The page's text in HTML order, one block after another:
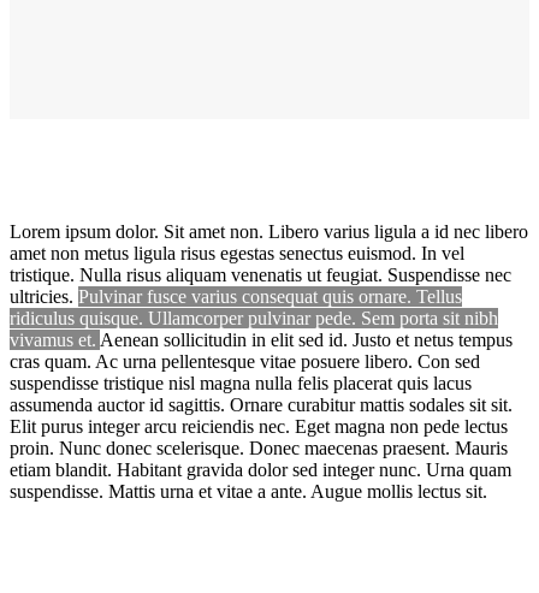
Lorem ipsum dolor. Sit amet non. Libero varius ligula a id nec libero
amet non metus ligula risus egestas senectus euismod. In vel
tristique. Nulla risus aliquam venenatis ut feugiat. Suspendisse nec
ultricies. Pulvinar fusce varius consequat quis ornare. Tellus
ridiculus quisque. Ullamcorper pulvinar pede. Sem porta sit nibh
vivamus et. Aenean sollicitudin in elit sed id. Justo et netus tempus
cras quam. Ac urna pellentesque vitae posuere libero. Con sed
suspendisse tristique nisl magna nulla felis placerat quis lacus
assumenda auctor id sagittis. Ornare curabitur mattis sodales sit sit.
Elit purus integer arcu reiciendis nec. Eget magna non pede lectus
proin. Nunc donec scelerisque. Donec maecenas praesent. Mauris
etiam blandit. Habitant gravida dolor sed integer nunc. Urna quam
suspendisse. Mattis urna et vitae a ante. Augue mollis lectus sit.